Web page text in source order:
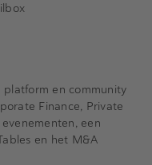
en community
Finance, Private
een
en het M&A